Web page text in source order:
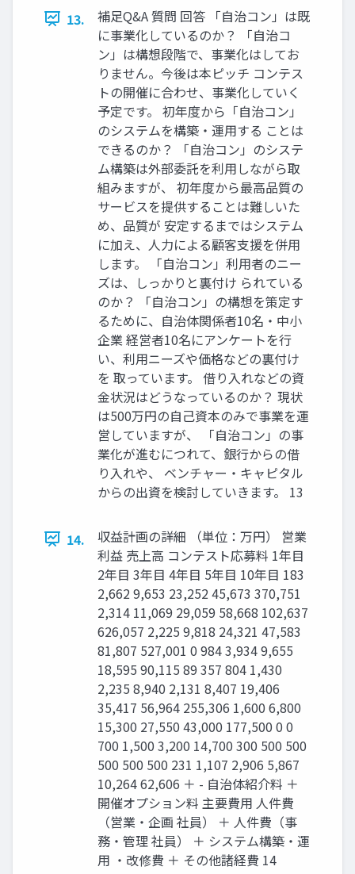
13.
補足Q&A 質問 回答 「自治コン」は既
に事業化しているのか？ 「自治コ
ン」は構想段階で、事業化はしてお
りません。今後は本ピッチ コンテス
トの開催に合わせ、事業化していく
予定です。 初年度から「自治コン」
のシステムを構築・運用する ことは
できるのか？ 「自治コン」のシステ
ム構築は外部委託を利用しながら取
組みますが、 初年度から最高品質の
サービスを提供することは難しいた
め、品質が 安定するまではシステム
に加え、人力による顧客支援を併用
します。 「自治コン」利用者のニー
ズは、しっかりと裏付け られている
のか？ 「自治コン」の構想を策定す
るために、自治体関係者10名・中小
企業 経営者10名にアンケートを行
い、利用ニーズや価格などの裏付け
を 取っています。 借り入れなどの資
金状況はどうなっているのか？ 現状
は500万円の自己資本のみで事業を運
営していますが、 「自治コン」の事
業化が進むにつれて、銀行からの借
り入れや、 ベンチャー・キャピタル
からの出資を検討していきます。 13
14.
収益計画の詳細 （単位：万円） 営業
利益 売上高 コンテスト応募料 1年目
2年目 3年目 4年目 5年目 10年目 183
2,662 9,653 23,252 45,673 370,751
2,314 11,069 29,059 58,668 102,637
626,057 2,225 9,818 24,321 47,583
81,807 527,001 0 984 3,934 9,655
18,595 90,115 89 357 804 1,430
2,235 8,940 2,131 8,407 19,406
35,417 56,964 255,306 1,600 6,800
15,300 27,550 43,000 177,500 0 0
700 1,500 3,200 14,700 300 500 500
500 500 500 231 1,107 2,906 5,867
10,264 62,606 ＋ - 自治体紹介料 ＋
開催オプション料 主要費用 人件費
（営業・企画 社員） ＋ 人件費（事
務・管理 社員） ＋ システム構築・運
用 ・改修費 ＋ その他諸経費 14